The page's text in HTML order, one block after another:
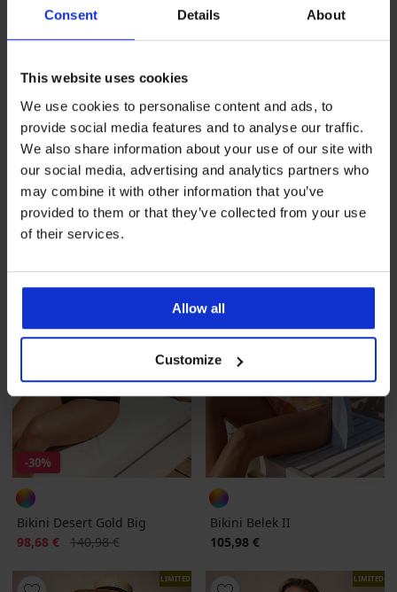
Consent Details About
This website uses cookies
We use cookies to personalise content and ads, to
provide social media features and to analyse our traffic.
We also share information about your use of our site with
our social media, advertising and analytics partners who
may combine it with other information that you’ve
provided to them or that they’ve collected from your use
of their services.
Allow all
Customize
-50%
Sneldrogende bikini Spacer
Flowerkiss
Korting
65,49 € Oorspronkelijke prijs
130,98 €
Bikini Satin Black I
65,98 €
LIMITED
-30%
Bikini Desert Gold Big
Korting
98,68 € Oorspronkelijke prijs
140,98 €
LIMITED
Bikini Belek II
105,98 €
LIMITED LIMITED